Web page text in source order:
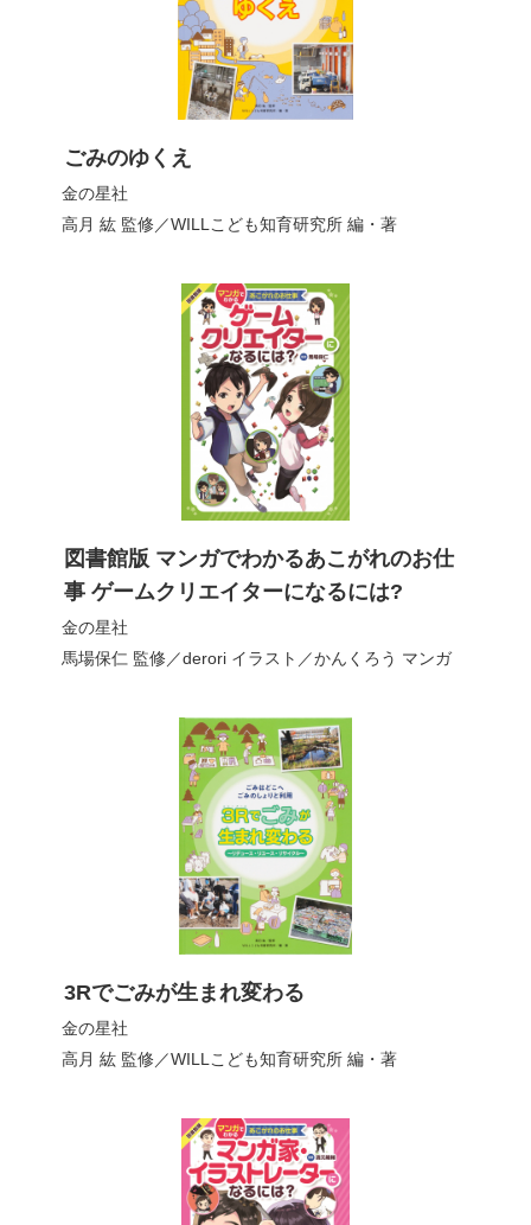
ごみのゆくえ
金の星社
高月 紘監修／WILLこども知育研究所編・著
図書館版 マンガでわかるあこがれのお仕
事 ゲームクリエイターになるには?
金の星社
馬場保仁 監修／deroriイラスト／かんくろう マンガ
3Rでごみが生まれ変わる
金の星社
高月 紘監修／WILLこども知育研究所編・著